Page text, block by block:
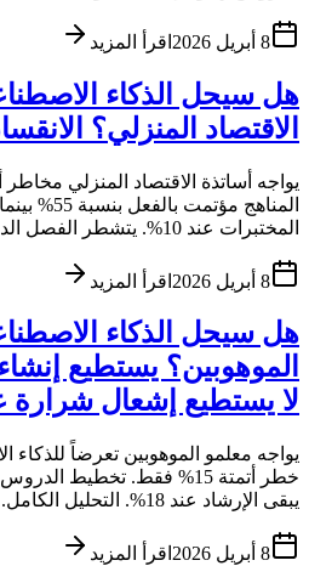
8 أبريل 2026 اقرأ المزيد
هل سيحل الذكاء
الاقتصاد المنزلي؟
المناهج
المختبرات عند 10%. يتشطر الفصل الدراسي نصفين.
8 أبريل 2026 اقرأ المزيد
هل سيحل الذكاء
الموهوبين؟ يستطيع
لا يستطيع إشعال
يبقى الإرشاد عند 18%. التحليل الكامل.
8 أبريل 2026 اقرأ المزيد